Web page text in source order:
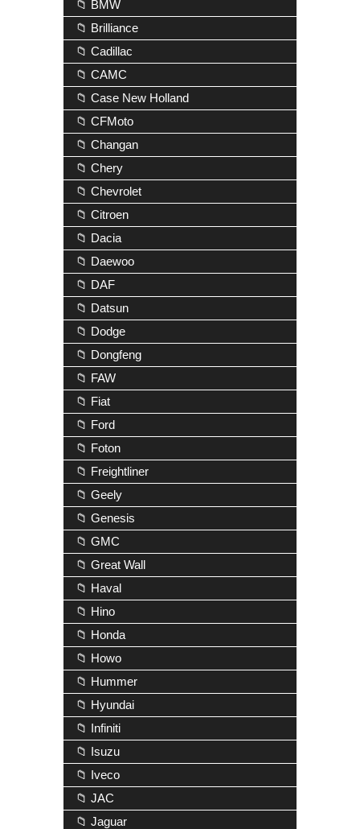
📁 BMW
📁 Brilliance
📁 Cadillac
📁 CAMC
📁 Case New Holland
📁 CFMoto
📁 Changan
📁 Chery
📁 Chevrolet
📁 Citroen
📁 Dacia
📁 Daewoo
📁 DAF
📁 Datsun
📁 Dodge
📁 Dongfeng
📁 FAW
📁 Fiat
📁 Ford
📁 Foton
📁 Freightliner
📁 Geely
📁 Genesis
📁 GMC
📁 Great Wall
📁 Haval
📁 Hino
📁 Honda
📁 Howo
📁 Hummer
📁 Hyundai
📁 Infiniti
📁 Isuzu
📁 Iveco
📁 JAC
📁 Jaguar